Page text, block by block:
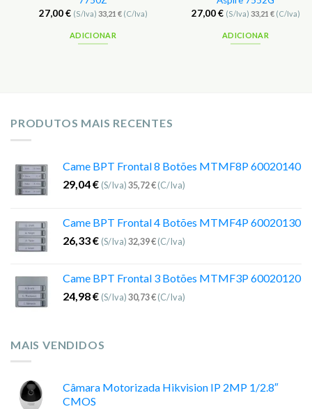
27,00€ (S/Iva) 33,21 €(C/Iva)
ADICIONAR
27,00€ (S/Iva) 33,21 €(C/Iva)
ADICIONAR
PRODUTOS MAIS RECENTES
Came BPT Frontal 8 Botões MTMF8P 60020140
29,04€ (S/Iva)35,72€(C/Iva)
Came BPT Frontal 4 Botões MTMF4P 60020130
26,33€ (S/Iva)32,39€(C/Iva)
Came BPT Frontal 3 Botões MTMF3P 60020120
24,98€ (S/Iva)30,73€(C/Iva)
MAIS VENDIDOS
Câmara Motorizada Hikvision IP 2MP 1/2.8″
CMOS